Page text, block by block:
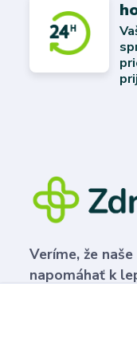
Veríme, že
napomáhať k